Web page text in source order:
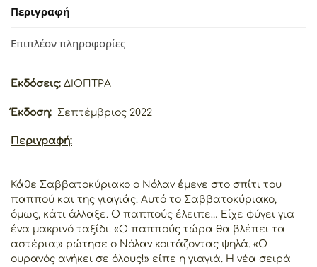
Περιγραφή
Επιπλέον πληροφορίες
Εκδόσεις: ΔΙΟΠΤΡΑ
Έκδοση: Σεπτέμβριος 2022
Περιγραφή:
Κάθε Σαββατοκύριακο ο Νόλαν έμενε στο σπίτι του
παππού και της γιαγιάς. Αυτό το Σαββατοκύριακο,
όμως, κάτι άλλαξε. Ο παππούς έλειπε… Είχε φύγει για
ένα μακρινό ταξίδι. «Ο παππούς τώρα θα βλέπει τα
αστέρια;» ρώτησε ο Νόλαν κοιτάζοντας ψηλά. «Ο
ουρανός ανήκει σε όλους!» είπε η γιαγιά. Η νέα σειρά